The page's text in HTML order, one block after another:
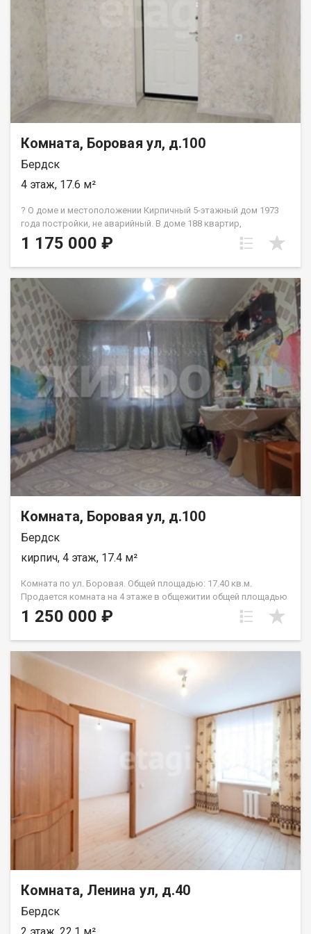
привлекательным для студентов или преподавателей. Объект
полностью соответствует критериям для использования
средств материнского капитала. Возможен просмотр в
любое удобное для вас время. Код пользователя: 134809
Комната, Боровая ул, д.100
Бердск
4 этаж, 17.6 м²
? О доме и местоположении Кирпичный 5-этажный дом 1973
года постройки, не аварийный. В доме 188 квартир,
управляющая компания УК «Вербена». Рядом остановка
общественного транспорта — маршруты до любой точки
аптеки, магазины, школы, детские сады, поликлиника. Рядом
сосновый бор и пляж. ?️ Состояние комнаты После ремонта
никто не жил. Выполнены работы: — Новое пластиковое окно
с видом во двор — Новая входная дверь — Настелен новый
линолеум, свежие обои — Заменена электропроводка, новые
розетки и выключатели Места общего пользования в
хорошем состоянии. ? Инфраструктура общежития — Вход
охраняет консьерж, круглосуточный контроль — Широкие
коридоры, каменный пол — Санузел общий, раздельный на
мужской и женский — Оборудована прачечная для установки
стиральной машины — Комната расположена рядом с кухней
? Юридическая чистота — Никто не прописан — Обременений
нет — Один взрослый собственник Код пользователя: 203383
Номер в базе: 13178514
1 175 000 ₽
Комната, Боровая ул, д.100
Бердск
кирпич, 4 этаж, 17.4 м²
Комната по ул. Боровая. Общей площадью: 17.40 кв.м.
Продается комната на 4 этаже в общежитии общей площадью
17,4 м. Комната находится в хорошем состоянии и готова к
проживанию. Преимущества: Наличие коменданта
расположение на 4 этаже позволяет избежать шума от
первого этажа и одновременно обеспечивает легкий доступ
без необходимости подниматься на высокие этажи. Комната
идеально подойдет как для студентов, так и для тех, кто ищет
доступное жилье в городе. Отличный вариант для одного
человека или пары. Идеальная транспортная доступность и
развитая инфраструктура транспорт, школы, сады, парк, лес,
санатории,больницы, техникум, спортивные комплексы. В 500
м находится Обское море. Не упустите возможность стать
владельцем собственного уголка! Звоните прямо сейчас,
чтобы договориться о просмотре. Рядом с объектом
находятся:1 школа,3 детских сада,6 продуктовых магазинов,1
спортивное учреждение,1 колледж,1 образовательный центр.
Возможен обмен на вашу недвижимость. Возможна продажа
в рассрочку. При звонке, пожалуйста, сообщите номер
1 250 000 ₽
Комната, Ленина ул, д.40
Бердск